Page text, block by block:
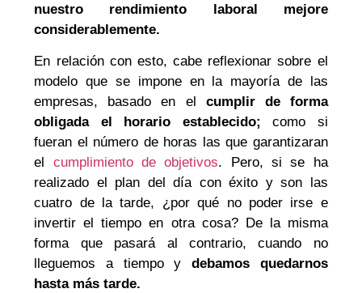
nuestro rendimiento laboral mejore
considerablemente.
En relación con esto, cabe reflexionar sobre el
modelo que se impone en la mayoría de las
empresas, basado en el cumplir de forma
obligada el horario establecido; como si
fueran el número de horas las que garantizaran
el cumplimiento de objetivos. Pero, si se ha
realizado el plan del día con éxito y son las
cuatro de la tarde, ¿por qué no poder irse e
invertir el tiempo en otra cosa? De la misma
forma que pasará al contrario, cuando no
lleguemos a tiempo y debamos quedarnos
hasta más tarde.